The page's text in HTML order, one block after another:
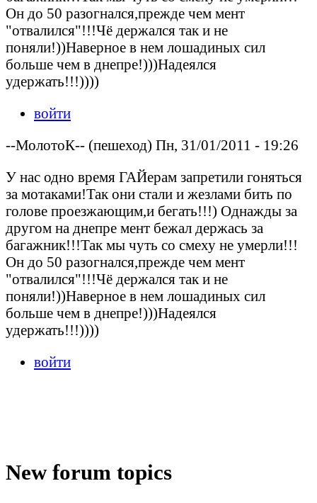
Он до 50 разогнался,прежде чем мент
"отвалился"!!!Чё держался так и не
поняли!))Наверное в нем лошадиных сил
больше чем в днепре!)))Надеялся
удержать!!!))))
войти
--МолотоК-- (пешеход) Пн, 31/01/2011 - 19:26
У нас одно время ГАЙерам запретили гоняться
за мотаками!Так они стали и жезлами бить по
голове проезжающим,и бегать!!!) Однажды за
другом на днепре мент бежал держась за
багажник!!!Так мы чуть со смеху не умерли!!!
Он до 50 разогнался,прежде чем мент
"отвалился"!!!Чё держался так и не
поняли!))Наверное в нем лошадиных сил
больше чем в днепре!)))Надеялся
удержать!!!))))
войти
New forum topics